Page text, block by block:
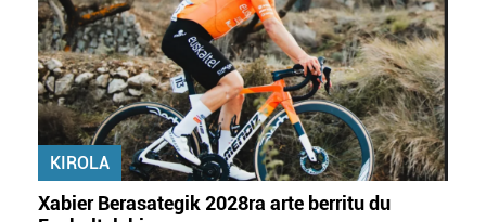
KIROLA
Xabier Berasategik 2028ra arte berritu du